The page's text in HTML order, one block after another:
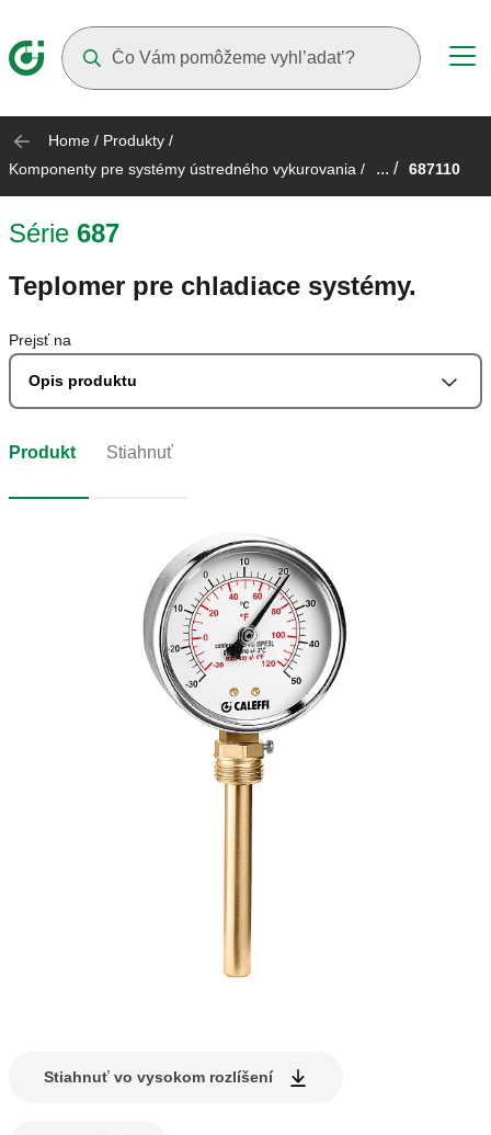
Home / Produkty /
Komponenty pre systémy ústredného vykurovania / ... / 687110
Série 687
Teplomer pre chladiace systémy.
Prejsť na
Opis produktu
Produkt Stiahnuť
Stiahnuť vo vysokom rozlíšení